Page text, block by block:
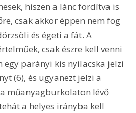
hiszen a lánc fordítva is
csak akkor éppen nem fog
és égeti a fát. A
csak észre kell venni
egy parányi kis nyilacska jelzi
(6), és ugyanezt jelzi a
műanyagburkolaton lévő
a helyes irányba kell